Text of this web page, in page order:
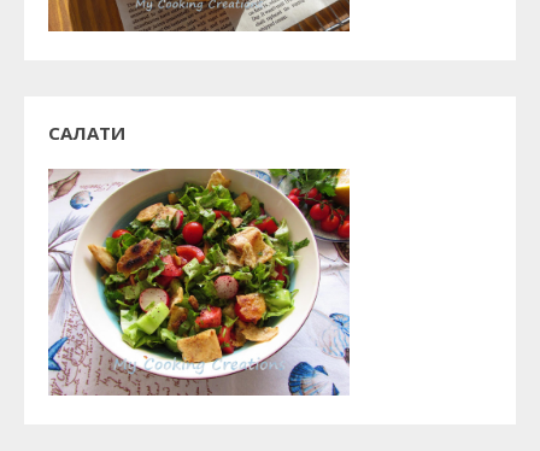
САЛАТИ